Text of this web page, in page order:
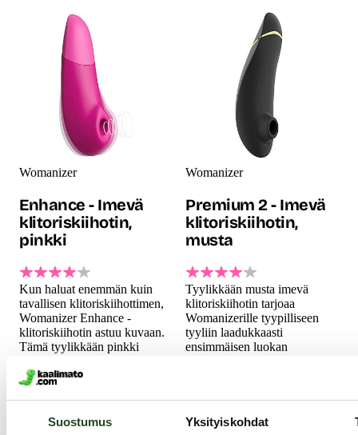
Suostumus Yksityiskohdat
Womanizer
Enhance - Imevä
klitoriskiihotin,
pinkki
Kun haluat enemmän kuin
tavallisen klitoriskiihottimen,
Womanizer Enhance -
klitoriskiihotin astuu kuvaan.
Tämä tyylikkään pinkki
tehokasta teknologiaa:
Pleasure Air™ -imevän
stimulaation ja syvät...
159.99 €
Womanizer
Premium 2 - Imevä
klitoriskiihotin,
musta
Tyylikkään musta imevä
klitoriskiihotin tarjoaa
Womanizerille tyypilliseen
tyyliin laadukkaasti
ensimmäisen luokan
klitoriskiihottimen hoitaa
Sinut taidokkaasti ja varmasti.